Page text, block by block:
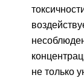
не только